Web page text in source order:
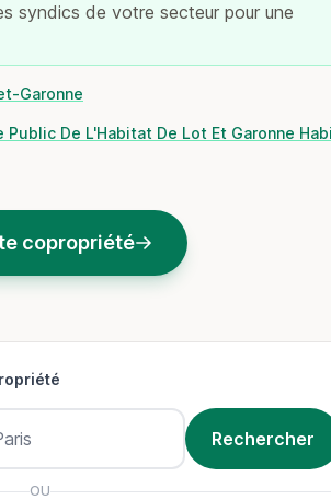
syndics de votre secteur pour une
Garonne
De L'Habitat De Lot Et Garonne
copropriété
OU